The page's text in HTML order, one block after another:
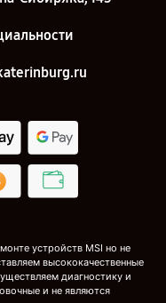
устройств MSI но не
высококачественные
диагностику и
и не являются